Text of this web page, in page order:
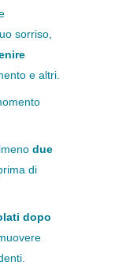
sorriso,
e altri.
due
di
dopo